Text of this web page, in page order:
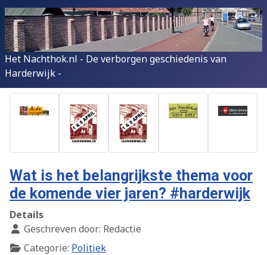
Het Nachthok.nl - De verborgen geschiedenis van
Harderwijk -
Wat is het belangrijkste thema voor
de komende vier jaren? #harderwijk
Details
Geschreven door: Redactie
Categorie: Politiek